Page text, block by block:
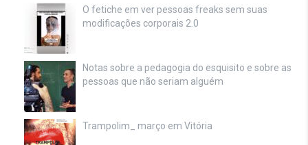
O fetiche em ver pessoas freaks sem suas
modificações corporais 2.0
Notas sobre a pedagogia do esquisito e sobre as
pessoas que não seriam alguém
Trampolim_ março em Vitória